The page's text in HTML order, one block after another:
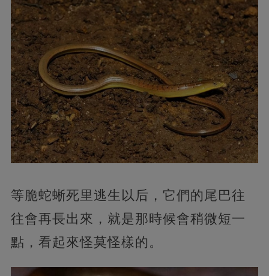
等脆蛇蜥死里逃生以后，它們的尾巴往
往會再長出來，就是那時候會稍微短一
點，看起來怪莫怪樣的。